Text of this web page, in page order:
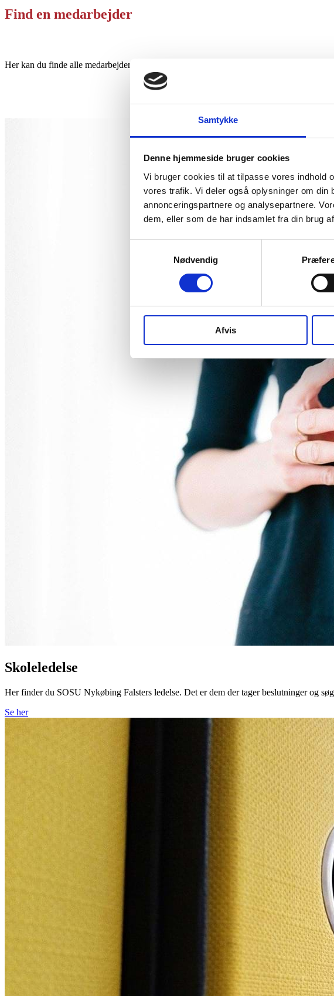
Samtykke
Denne hjemmeside bruger cookies
Vi bruger cookies til at tilpasse vores indhold
vores trafik. Vi deler også oplysninger om din
annonceringspartnere og analysepartnere.
dem, eller som de har indsamlet fra din brug
Nødvendig
Afvis
Find en medarbejder
Her kan du finde alle medarbejderne på SOSU-skolen. Bare klik dig ind i kategorierne
Skoleledelse
Her finder du SOSU Nykøbing Falsters ledelse. Det er dem der tager beslutninger og
Se her